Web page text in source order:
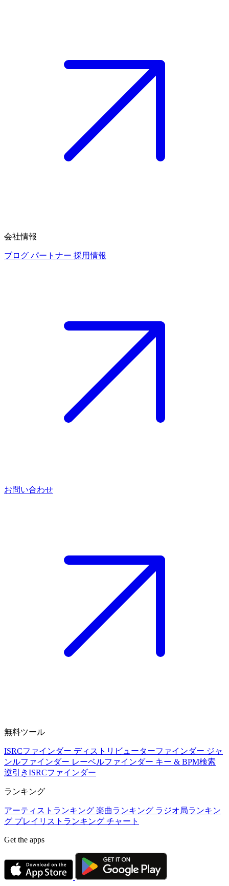
会社情報
ブログ パートナー 採用情報
お問い合わせ
無料ツール
ISRCファインダー ディストリビューターファインダー ジャ
ンルファインダー レーベルファインダー キー & BPM検索
逆引きISRCファインダー
ランキング
アーティストランキング 楽曲ランキング ラジオ局ランキン
グ プレイリストランキング チャート
Get the apps